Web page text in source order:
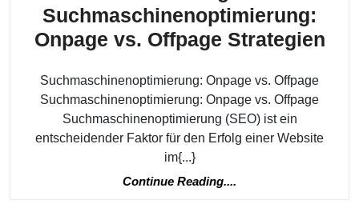
Suchmaschinenoptimierung:
Onpage vs. Offpage StrategienDie
Suchmaschinenoptimierung: Onpage vs. Offpage
Suchmaschinenoptimierung: Onpage vs. Offpage
Suchmaschinenoptimierung (SEO) ist ein
entscheidender Faktor für den Erfolg einer Website
im{...}
Continue Reading....